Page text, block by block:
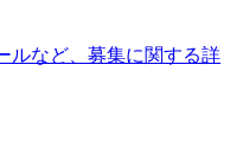
ルなど、募集に関する詳